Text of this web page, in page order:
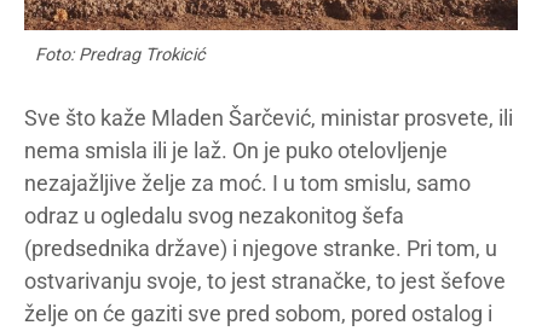
Foto: Predrag Trokicić
Sve što kaže Mladen Šarčević, ministar prosvete, ili
nema smisla ili je laž. On je puko otelovljenje
nezajažljive želje za moć. I u tom smislu, samo
odraz u ogledalu svog nezakonitog šefa
(predsednika države) i njegove stranke. Pri tom, u
ostvarivanju svoje, to jest stranačke, to jest šefove
želje on će gaziti sve pred sobom, pored ostalog i